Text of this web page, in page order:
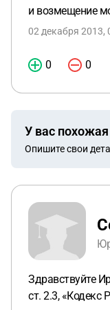
и возмещение
02 декабря 2013,
0 0
У вас
Опишите свои
Здравствуйте
ст. 2.3, «Кодекс